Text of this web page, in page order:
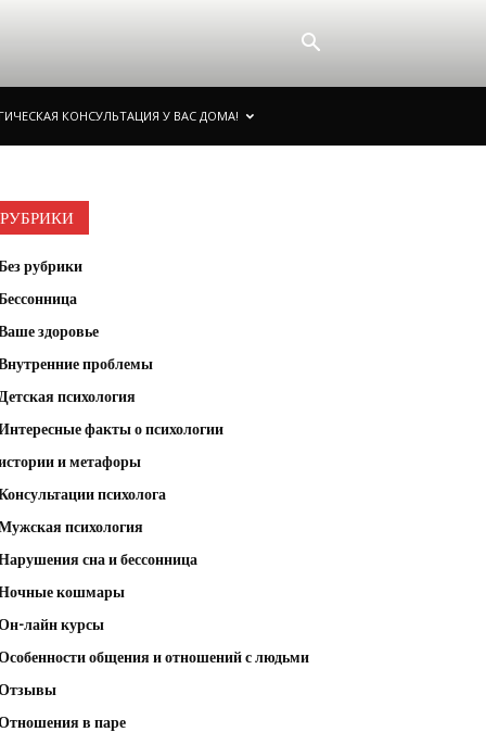
КОНСУЛЬТАЦИЯ У ВАС ДОМА!
РУБРИКИ
рубрики
здоровье
проблемы
Детская психология
факты о психологии
и метафоры
психолога
психология
сна и бессонница
кошмары
лайн курсы
общения и отношений с людьми
в паре